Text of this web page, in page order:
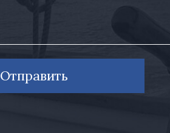
Отправить